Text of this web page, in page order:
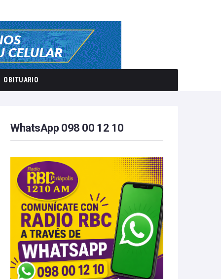
OBITUARIO
WhatsApp 098 00 12 10